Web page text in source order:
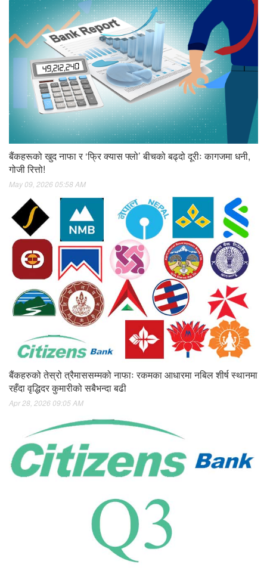
बैंकहरूको खुद नाफा र ‘फ्रि क्यास फ्लो’ बीचको बढ्दो दूरीः कागजमा धनी,
गोजी रित्तो!
May 09, 2026 05:58 AM
बैंकहरुको तेस्रो त्रैमाससम्मको नाफाः रकमका आधारमा नबिल शीर्ष स्थानमा
रहँदा वृद्धिदर कुमारीको सबैभन्दा बढी
Apr 28, 2026 09:05 AM